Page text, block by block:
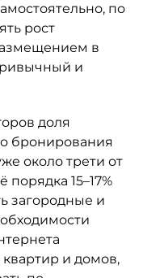
по
рост
в
и
доля
бронирования
около трети от
15–17%
загородные и
и домов,